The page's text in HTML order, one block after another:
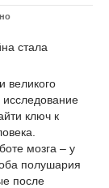
великого
ключ к
мозга – у
полушария
после